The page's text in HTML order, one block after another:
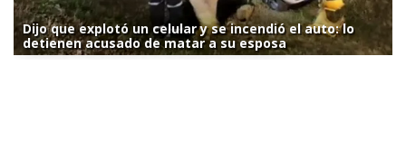
Dijo que explotó un celular y se incendió el auto: lo
detienen acusado de matar a su esposa